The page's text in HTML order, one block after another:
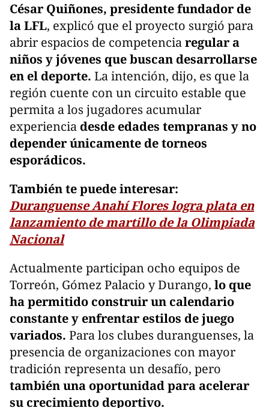
César Quiñones, presidente fundador de
la LFL, explicó que el proyecto surgió para
abrir espacios de competenciaregular a
niños y jóvenes que buscan desarrollarse
en el deporte. La intención, dijo, es que la
región cuente con un circuito estable que
permita a los jugadores acumular
experiencia desde edades tempranas y no
depender únicamente de torneos
esporádicos.
También te puede interesar:
Duranguense Anahí Flores logra plata en
lanzamiento de martillo de la Olimpiada
Nacional
Actualmente participan ocho equipos de
Torreón, Gómez Palacio y Durango, lo que
ha permitido construir un calendario
constante y enfrentar estilos de juego
variados. Para los clubes duranguenses, la
presencia de organizaciones con mayor
tradición representa un desafío, pero
también una oportunidad para acelerar
su crecimiento deportivo.